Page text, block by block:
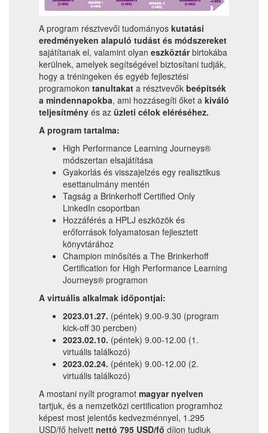
A program résztvevői tudományos kutatási
eredményeken alapuló tudást és módszereket
sajátítanak el, valamint olyan eszköztárbirtokába
kerülnek, amelyek segítségével biztosítani tudják,
hogy a tréningeken és egyéb fejlesztési
programokon tanultakat a résztvevők beépítsék
a mindennapokba, ami hozzásegíti őket a kiváló
teljesítmény és az üzleti célok eléréséhez.
A program tartalma:
High Performance Learning Journeys®
módszertan elsajátítása
Gyakorlás és visszajelzés egy realisztikus
esettanulmány mentén
Tagság a Brinkerhoff Certified Only
LinkedIn csoportban
Hozzáférés a HPLJ eszközök és
erőforrások folyamatosan fejlesztett
könyvtárához
Champion minősítés a The Brinkerhoff
Certification for High Performance Learning
Journeys® programon
A virtuális alkalmak időpontjai:
2023.01.27. (péntek) 9.00-9.30 (program
kick-off 30 percben)
2023.02.10. (péntek) 9.00-12.00 (1.
virtuális találkozó)
2023.02.24. (péntek) 9.00-12.00 (2.
virtuális találkozó)
A mostani nyílt programot magyar nyelven
tartjuk, és a nemzetközi certification programhoz
képest most jelentős kedvezménnyel, 1.295
USD/fő helyett nettó 795 USD/fő díjon tudjuk